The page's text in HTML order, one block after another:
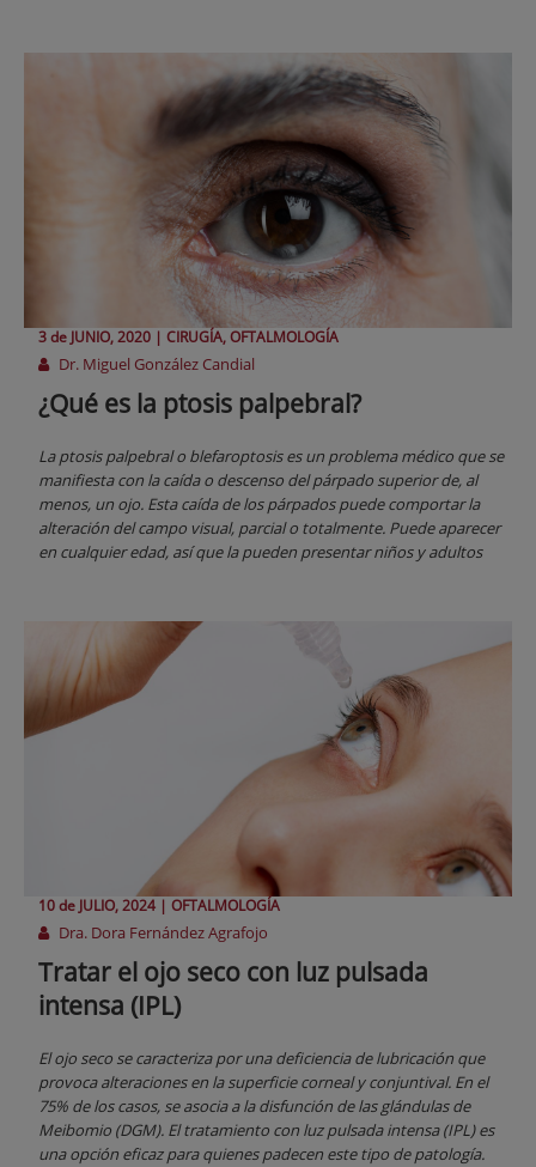
3 deJUNIO, 2020 | CIRUGÍA, OFTALMOLOGÍA
Dr. Miguel González Candial
¿Qué es la ptosis palpebral?
La ptosis palpebral o blefaroptosis es un problema médico que se
manifiesta con la caída o descenso del párpado superior de, al
menos, un ojo. Esta caída de los párpados puede comportar la
alteración del campo visual, parcial o totalmente. Puede aparecer
en cualquier edad, así que la pueden presentar niños y adultos
10 deJULIO, 2024 | OFTALMOLOGÍA
Dra. Dora Fernández Agrafojo
Tratar el ojo seco con luz pulsada
intensa (IPL)
El ojo seco se caracteriza por una deficiencia de lubricación que
provoca alteraciones en la superficie corneal y conjuntival. En el
75% de los casos, se asocia a la disfunción de las glándulas de
Meibomio (DGM). El tratamiento con luz pulsada intensa (IPL) es
una opción eficaz para quienes padecen este tipo de patología.